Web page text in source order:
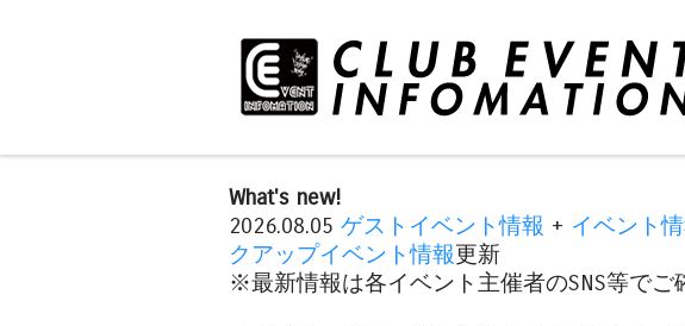
What's new!
2026.08.05 ゲストイベント情報 + イベント
クアップイベント情報更新
※最新情報は各イベント主催者のSNS等でご